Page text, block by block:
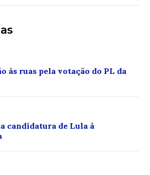
às ruas pela votação do PL da
candidatura de Lula à